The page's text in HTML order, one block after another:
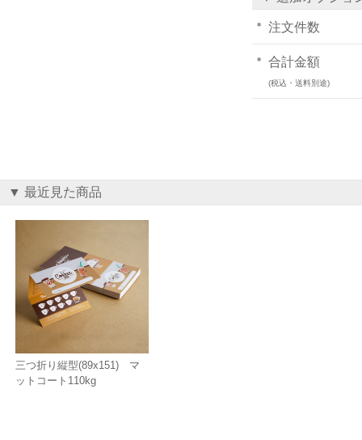
注文件数
合計金額
(税込・送料別途)
▼ 最近見た商品
三つ折り縦型(89x151) マ
ットコート110kg